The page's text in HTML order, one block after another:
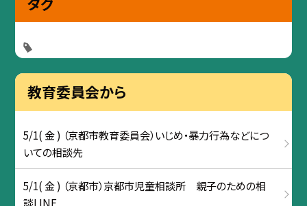
教育委員会から
5/1( 金 ) （京都市教育委員会）いじめ・暴力行為などにつ
いての相談先
5/1( 金 ) （京都市）京都市児童相談所 親子のための相
談LINE